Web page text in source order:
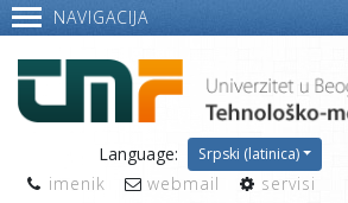
NAVIGACIJA
Language: Srpski (latinica)
imenik webmail
servisi